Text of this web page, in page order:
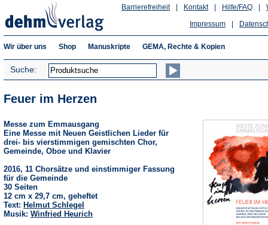
Hilfe/FAQ
Kontakt
Barrierefreiheit
Impressum
Wir über uns Shop Manuskripte GEMA, Rechte & Kopien
Suche:
Feuer im Herzen
Messe zum Emmausgang
Eine Messe mit Neuen Geistlichen Lieder für
drei- bis vierstimmigen gemischten Chor,
Gemeinde, Oboe und Klavier
2016, 11 Chorsätze und einstimmiger Fassung
für die Gemeinde
30 Seiten
12 cm x 29,7 cm, geheftet
Text: Helmut Schlegel
Musik: Winfried Heurich